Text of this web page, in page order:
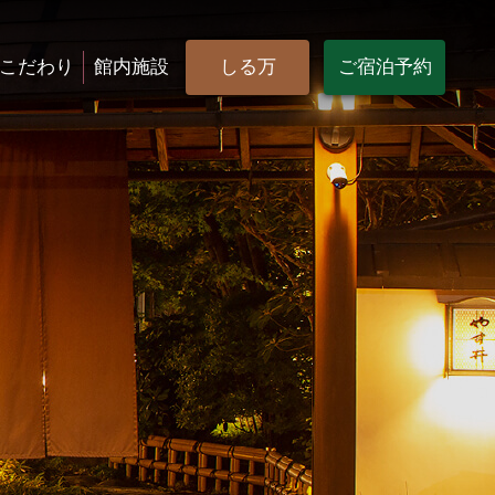
だわり 館内施設 しる万 ご宿泊予約